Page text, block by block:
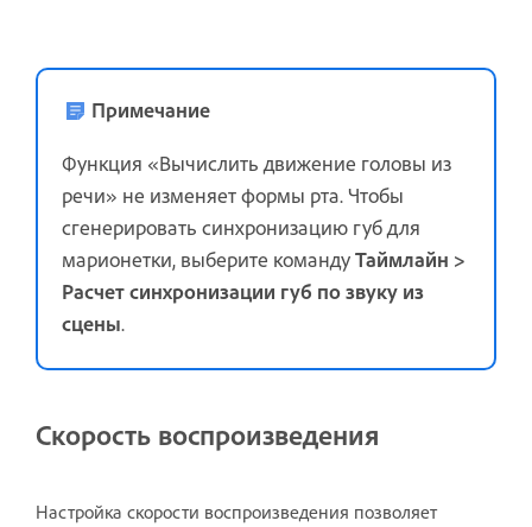
Примечание
Функция «Вычислить движение головы из
речи» не изменяет формы рта. Чтобы
сгенерировать синхронизацию губ для
марионетки, выберите командуТаймлайн >
Расчет синхронизации губ по звуку из
сцены.
Скорость воспроизведения
Настройка скорости воспроизведения позволяет